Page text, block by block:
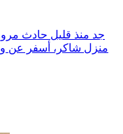
جد منذ قليل حادث مرور
منزل شاكر، أسفر عن